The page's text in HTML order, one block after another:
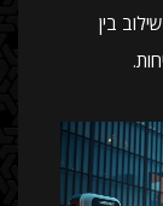
בין